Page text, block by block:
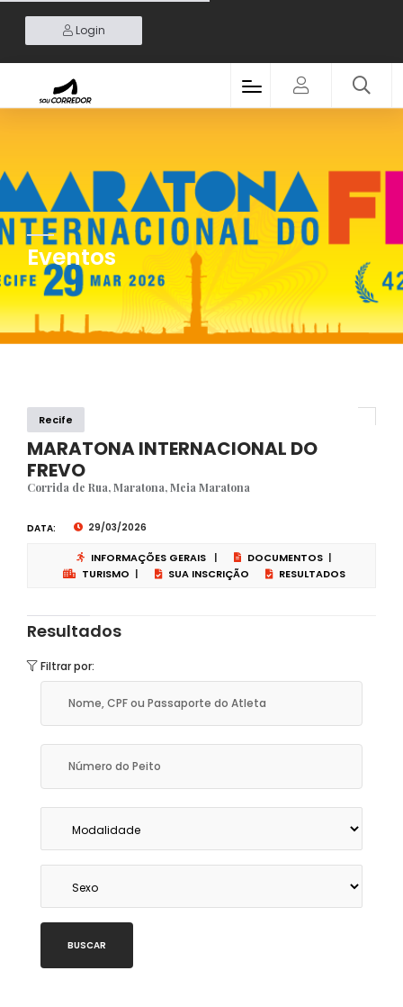
Login
Eventos
Recife
MARATONA INTERNACIONAL DO
FREVO
Corrida de Rua, Maratona, Meia Maratona
DATA: 29/03/2026
INFORMAÇÕES GERAIS | DOCUMENTOS |
TURISMO | SUA INSCRIÇÃO RESULTADOS
Resultados
Filtrar por:
BUSCAR